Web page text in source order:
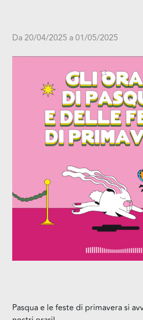
Da 20/04/2025 a 01/05/2025
Pasqua e le feste di primavera si